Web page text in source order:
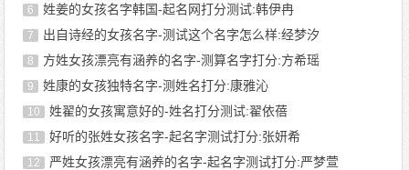
6 姓姜的女孩名字韩国-起名网打分测试:韩伊冉
7 出自诗经的女孩名字-测试这个名字怎么样:经梦汐
8 方姓女孩漂亮有涵养的名字-测算名字打分:方希瑶
9 姓康的女孩独特名字-测姓名打分:康雅沁
10 姓翟的女孩寓意好的-姓名打分测试:翟依蓓
11 好听的张姓女孩名字-起名字测试打分:张妍希
12 严姓女孩漂亮有涵养的名字-起名字测试打分:严梦萱